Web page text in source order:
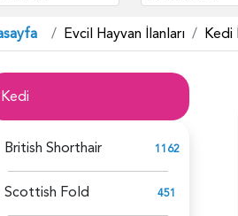
Evcil Hayvan İlanları Kedi
Kedi
British Shorthair 1162
Scottish Fold 451